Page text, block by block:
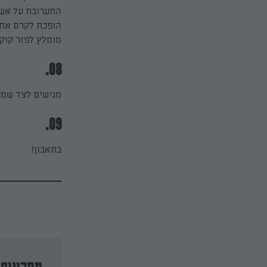
התערובת על
הופכת לקרם
מומלץ לפזר
08.
מגישים לצד
09.
בתאבון!